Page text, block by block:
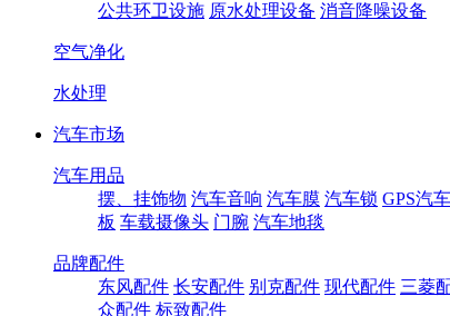
公共环卫设施 原水处理设备 消音降噪设备
空气净化
水处理
汽车市场
汽车用品
摆、挂饰物 汽车音响 汽车膜 汽车锁 GPS汽
板 车载摄像头 门腕 汽车地毯
品牌配件
东风配件 长安配件 别克配件 现代配件 三菱
众配件 标致配件